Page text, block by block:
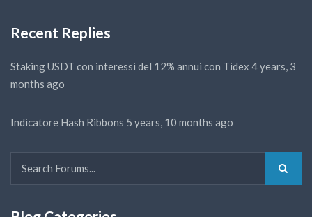
Recent Replies
Staking USDT con interessi del 12% annui con Tidex 4 years, 3
months ago
Indicatore Hash Ribbons 5 years, 10 months ago